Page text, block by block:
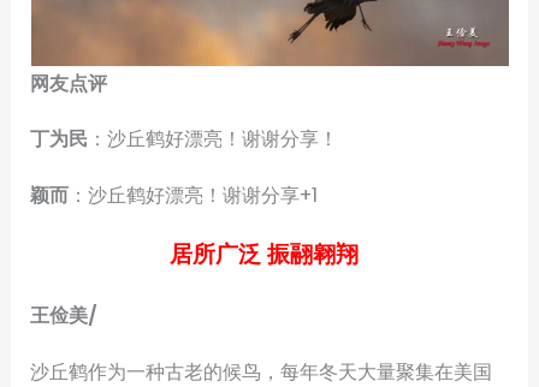
网友点评
丁为民 ：沙丘鹤好漂亮！谢谢分享！
颖而 ：沙丘鹤好漂亮！谢谢分享+1
居所广泛 振翮翱翔
王俭美/
沙丘鹤作为一种古老的候鸟，每年冬天大量聚集在美国